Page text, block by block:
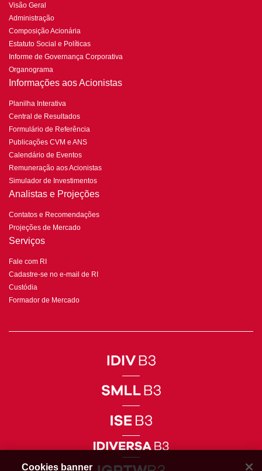
Visão Geral
Administração
Composição Acionária
Estatuto Social e Políticas
Informe de Governança Corporativa
Organograma
Informações aos Acionistas
Planilha Interativa
Central de Resultados
Formulário de Referência
Publicações CVM e ANS
Calendário de Eventos
Remuneração aos Acionistas
Simulador de Investimentos
Analistas e Projeções
Contatos e Recomendações
Projeções de Mercado
Serviços
Fale com RI
Cadastre-se no e-mail de RI
Custódia
Formador de Mercado
Cookies banner